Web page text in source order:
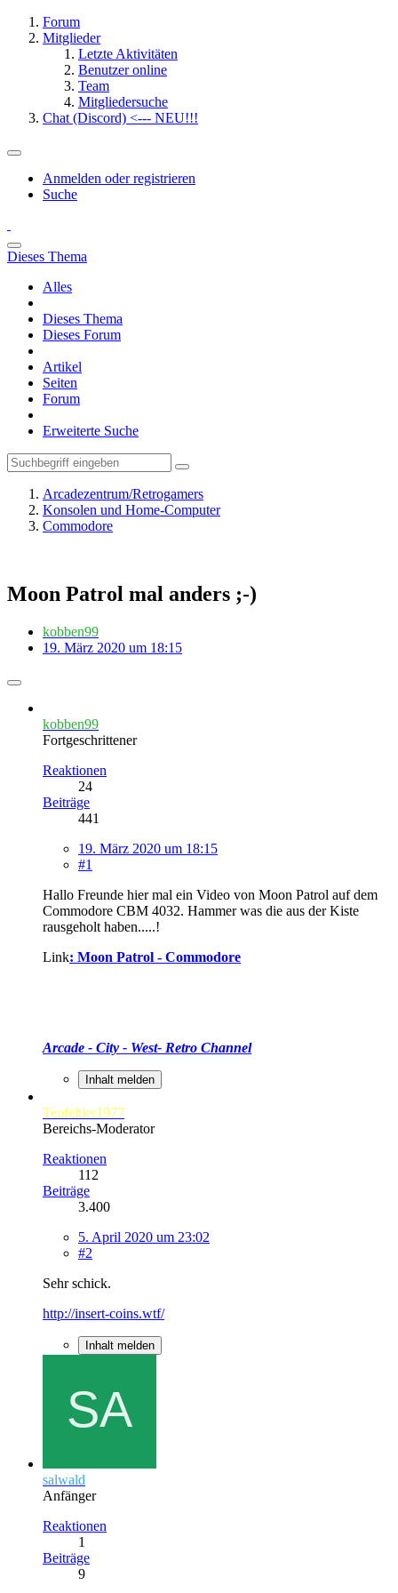
Forum
Mitglieder
Letzte Aktivitäten
Benutzer online
Team
Mitgliedersuche
Chat (Discord) <--- NEU!!!
Anmelden oder registrieren
Suche
Dieses Thema
Alles
Dieses Thema
Dieses Forum
Artikel
Seiten
Forum
Erweiterte Suche
Arcadezentrum/Retrogamers
Konsolen und Home-Computer
Commodore
Moon Patrol mal anders ;-)
kobben99
19. März 2020 um 18:15
kobben99
Fortgeschrittener
Reaktionen
24
Beiträge
441
19. März 2020 um 18:15
#1
Hallo Freunde hier mal ein Video von Moon Patrol auf dem
Commodore CBM 4032. Hammer was die aus der Kiste
rausgeholt haben.....!
Link: Moon Patrol - Commodore
Arcade - City - West- Retro Channel
Inhalt melden
Teufeltier1977
Bereichs-Moderator
Reaktionen
112
Beiträge
3.400
5. April 2020 um 23:02
#2
Sehr schick.
http://insert-coins.wtf/
Inhalt melden
salwald
Anfänger
Reaktionen
1
Beiträge
9